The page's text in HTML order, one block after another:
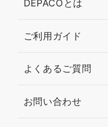
DEPACOとは
ご利用ガイド
よくあるご質問
お問い合わせ